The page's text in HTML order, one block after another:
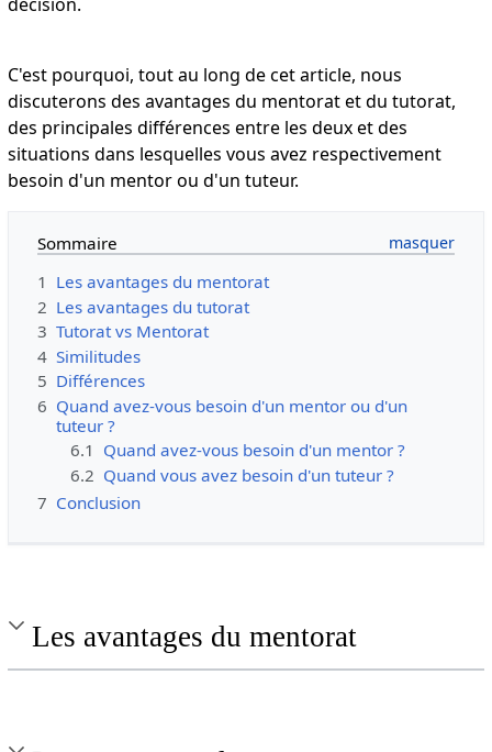
C'est pourquoi, tout au long de cet article, nous
discuterons des avantages du mentorat et du tutorat,
des principales différences entre les deux et des
situations dans lesquelles vous avez respectivement
besoin d'un mentor ou d'un tuteur.
Sommaire
1 Les avantages du mentorat
2 Les avantages du tutorat
3 Tutorat vs Mentorat
4 Similitudes
5 Différences
6 Quand avez-vous besoin d'un mentor ou d'un
tuteur ?
6.1 Quand avez-vous besoin d'un mentor ?
6.2 Quand vous avez besoin d'un tuteur ?
7 Conclusion
Les avantages du mentorat